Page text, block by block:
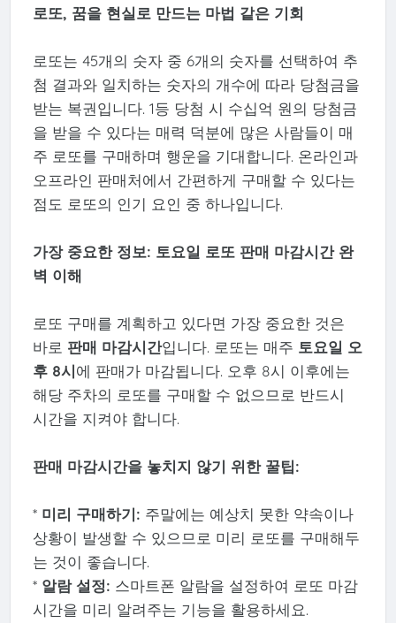
로또, 꿈을 현실로 만드는 마법 같은 기회
로또는 45개의 숫자 중 6개의 숫자를 선택하여 추
첨 결과와 일치하는 숫자의 개수에 따라 당첨금을
받는 복권입니다. 1등 당첨 시 수십억 원의 당첨금
을 받을 수 있다는 매력 덕분에 많은 사람들이 매
주 로또를 구매하며 행운을 기대합니다. 온라인과
오프라인 판매처에서 간편하게 구매할 수 있다는
점도 로또의 인기 요인 중 하나입니다.
가장 중요한 정보: 토요일 로또 판매 마감시간 완
벽 이해
로또 구매를 계획하고 있다면 가장 중요한 것은
바로 판매 마감시간입니다. 로또는 매주 토요일 오
후 8시에 판매가 마감됩니다. 오후 8시 이후에는
해당 주차의 로또를 구매할 수 없으므로 반드시
시간을 지켜야 합니다.
판매 마감시간을 놓치지 않기 위한 꿀팁:
* 미리 구매하기: 주말에는 예상치 못한 약속이나
상황이 발생할 수 있으므로 미리 로또를 구매해두
는 것이 좋습니다.
* 알람 설정: 스마트폰 알람을 설정하여 로또 마감
시간을 미리 알려주는 기능을 활용하세요.